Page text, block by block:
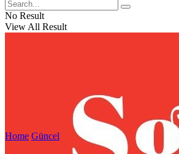
No Result
View All Result
Home Güncel